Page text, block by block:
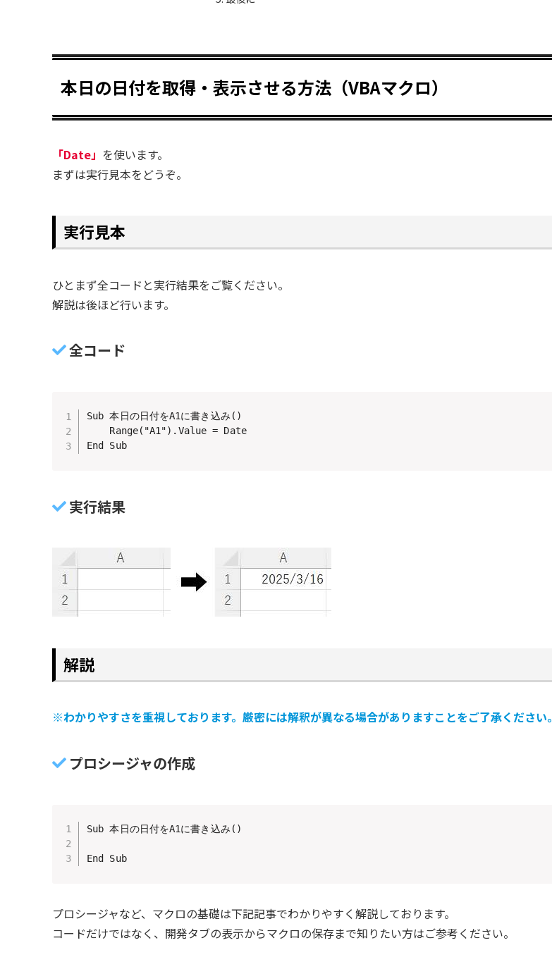
本日の日付を取得・表示させる方法（VBAマクロ）
「Date」 を使います。
まずは実行見本をどうぞ。
実行見本
ひとまず全コードと実行結果をご覧ください。
解説は後ほど行います。
全コード
Sub 本日の日付をA1に書き込み()
    Range("A1").Value = Date
End Sub
実行結果
解説
※わかりやすさを重視しております。厳密には解釈が異なる場合がありますことをご了承ください。
プロシージャの作成
Sub 本日の日付をA1に書き込み()
End Sub
プロシージャなど、マクロの基礎は下記記事でわかりやすく解説しております。
コードだけではなく、開発タブの表示からマクロの保存まで知りたい方はご参考ください。